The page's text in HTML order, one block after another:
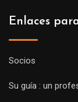
Enlaces
Socios
Su guía : un